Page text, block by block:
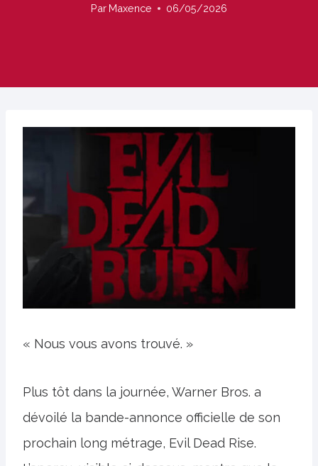
Par Maxence 06/05/2026
« Nous vous avons trouvé. »
Plus tôt dans la journée, Warner Bros. a
dévoilé la bande-annonce officielle de son
prochain long métrage, Evil Dead Rise.